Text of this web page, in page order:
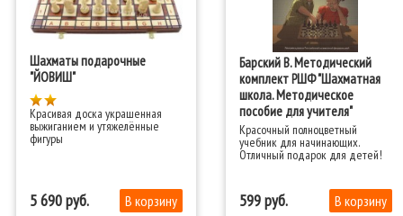
Шахматы подарочные
"ЙОВИШ"
Красивая доска украшенная
выжиганием и утяжелённые
фигуры
5 690
Барский В. Методический
комплект РШФ "Шахматная
школа. Методическое
пособие для учителя"
Красочный полноцветный
учебник для начинающих.
Отличный подарок для детей!
599